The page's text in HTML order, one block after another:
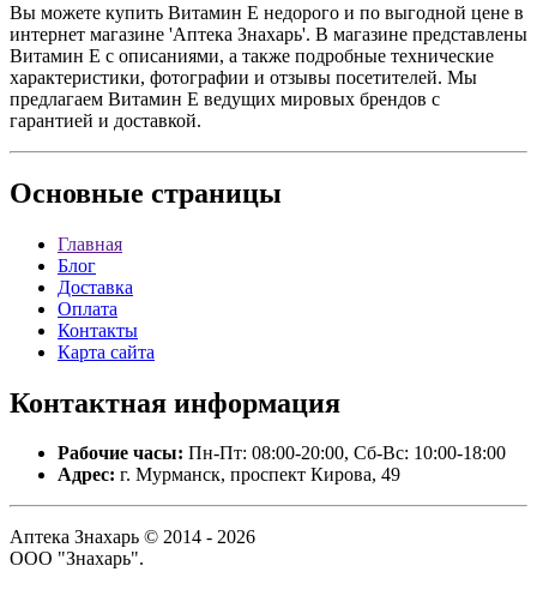
Вы можете купить Витамин Е недорого и по выгодной цене в
интернет магазине 'Аптека Знахарь'. В магазине представлены
Витамин Е с описаниями, а также подробные технические
характеристики, фотографии и отзывы посетителей. Мы
предлагаем Витамин Е ведущих мировых брендов с
гарантией и доставкой.
Основные страницы
Главная
Блог
Доставка
Оплата
Контакты
Карта сайта
Контактная информация
Рабочие часы: Пн-Пт: 08:00-20:00, Сб-Вс: 10:00-18:00
Адрес: г. Мурманск, проспект Кирова, 49
Аптека Знахарь © 2014 - 2026
ООО "Знахарь".